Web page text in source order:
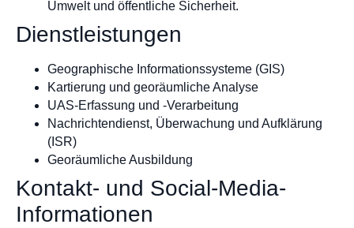
Umwelt und öffentliche Sicherheit.
Dienstleistungen
Geographische Informationssysteme (GIS)
Kartierung und georäumliche Analyse
UAS-Erfassung und -Verarbeitung
Nachrichtendienst, Überwachung und Aufklärung
(ISR)
Georäumliche Ausbildung
Kontakt- und Social-Media-
Informationen